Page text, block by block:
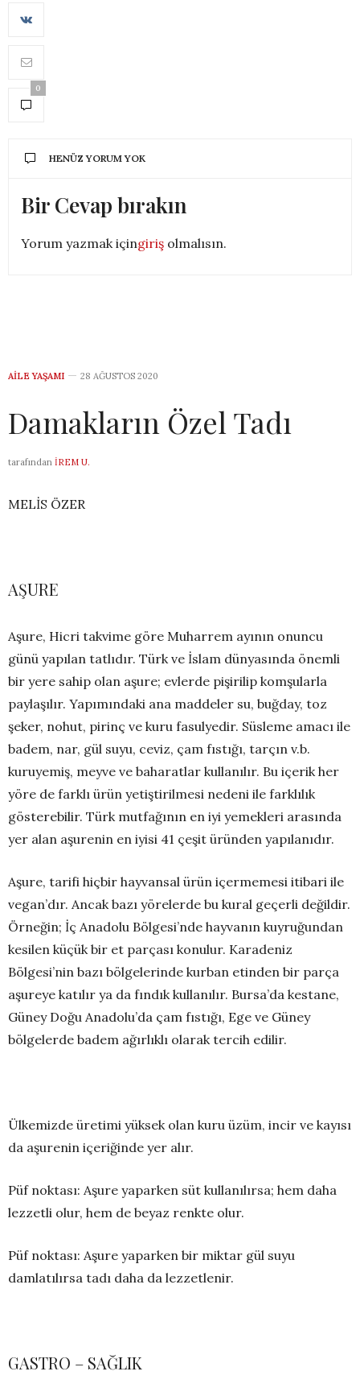
0
HENÜZ YORUM YOK
Bir Cevap bırakın
Yorum yazmak içingiriş olmalısın.
AILE YAŞAMI 28 AĞUSTOS 2020
Damakların Özel Tadı
tarafından İREM U.
MELİS ÖZER
AŞURE
Aşure, Hicri takvime göre Muharrem ayının onuncu
günü yapılan tatlıdır. Türk ve İslam dünyasında önemli
bir yere sahip olan aşure; evlerde pişirilip komşularla
paylaşılır. Yapımındaki ana maddeler su, buğday, toz
şeker, nohut, pirinç ve kuru fasulyedir. Süsleme amacı ile
badem, nar, gül suyu, ceviz, çam fıstığı, tarçın v.b.
kuruyemiş, meyve ve baharatlar kullanılır. Bu içerik her
yöre de farklı ürün yetiştirilmesi nedeni ile farklılık
gösterebilir. Türk mutfağının en iyi yemekleri arasında
yer alan aşurenin en iyisi 41 çeşit üründen yapılanıdır.
Aşure, tarifi hiçbir hayvansal ürün içermemesi itibari ile
vegan’dır. Ancak bazı yörelerde bu kural geçerli değildir.
Örneğin; İç Anadolu Bölgesi’nde hayvanın kuyruğundan
kesilen küçük bir et parçası konulur. Karadeniz
Bölgesi’nin bazı bölgelerinde kurban etinden bir parça
aşureye katılır ya da fındık kullanılır. Bursa’da kestane,
Güney Doğu Anadolu’da çam fıstığı, Ege ve Güney
bölgelerde badem ağırlıklı olarak tercih edilir.
Ülkemizde üretimi yüksek olan kuru üzüm, incir ve kayısı
da aşurenin içeriğinde yer alır.
Püf noktası: Aşure yaparken süt kullanılırsa; hem daha
lezzetli olur, hem de beyaz renkte olur.
Püf noktası: Aşure yaparken bir miktar gül suyu
damlatılırsa tadı daha da lezzetlenir.
GASTRO – SAĞLIK